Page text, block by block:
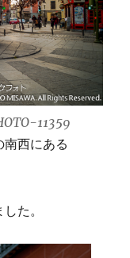
11359
西にある
た。